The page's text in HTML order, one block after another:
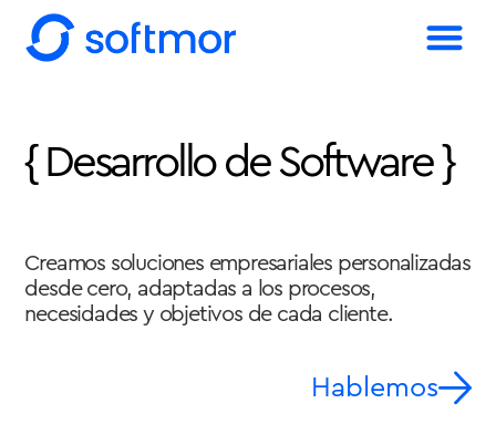
{DesarrollodeSoftware}
Creamos soluciones empresariales personalizadas
desde cero, adaptadas a los procesos,
necesidades y objetivos de cada cliente.
Hablemos